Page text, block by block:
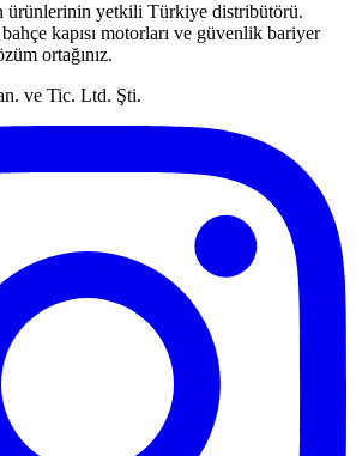
ürünlerinin yetkili Türkiye distribütörü.
kapısı motorları ve güvenlik bariyer
ortağınız.
ve Tic. Ltd. Şti.